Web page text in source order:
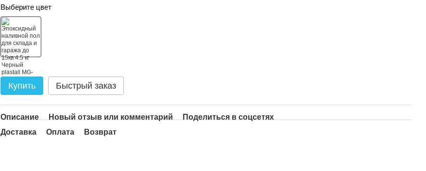
Выберите цвет
Купить Быстрый заказ
Описание Новый отзыв или комментарий
Поделиться в соцсетях
Доставка
Оплата Возврат